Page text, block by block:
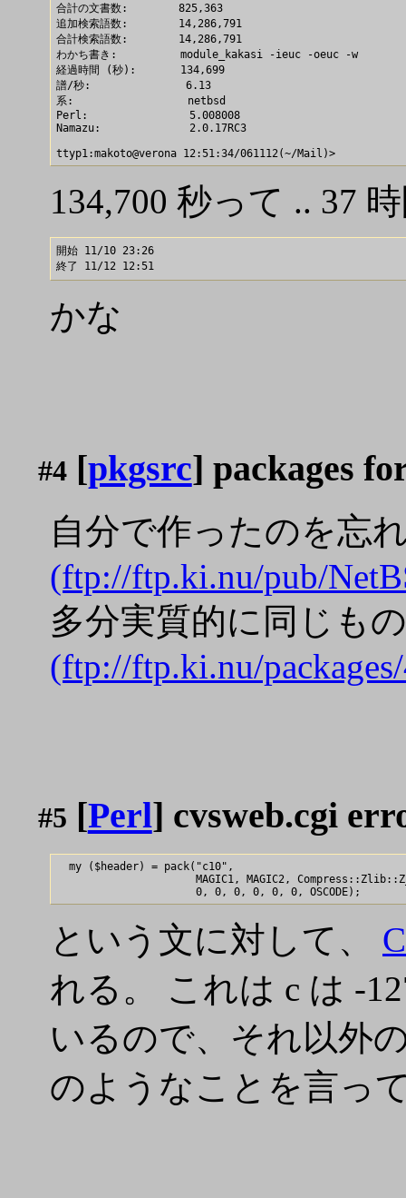
合計の文書数:        825,363
追加検索語数:        14,286,791
合計検索語数:        14,286,791
わかち書き:          module_kakasi -ieuc -oeuc -w
経過時間 (秒):       134,699
譜/秒:               6.13
系:                  netbsd
Perl:                5.008008
Namazu:              2.0.17RC3
134,700 秒って .. 37
開始 11/10 23:26
かな
#4[pkgsrc] packages
自分で作ったのを忘
(ftp://ftp.ki.nu/pub/
多分実質的に同じもの
(ftp://ftp.ki.nu/
#5 [Perl] cvsweb.cgi
  my ($header) = pack("c10",
MAGIC1, MAGIC2,
という文に対して、
れる。 これは c は -
いるので、それ以外
のようなことを言っ